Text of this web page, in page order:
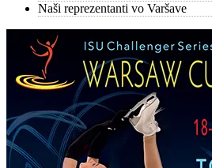
Naši reprezentanti vo Varšave